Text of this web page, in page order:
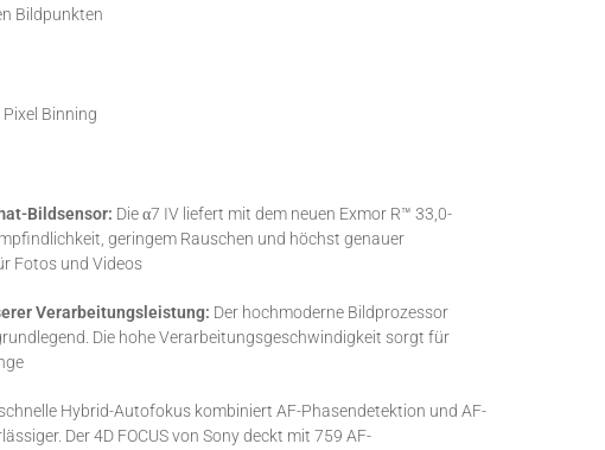
Bildpunkten
Binning
Bildsensor: Die α7 IV liefert mit dem neuen Exmor R™ 33,0-
geringem Rauschen und höchst genauer
Fotos und Videos
Verarbeitungsleistung: Der hochmoderne Bildprozessor
Die hohe Verarbeitungsgeschwindigkeit sorgt für
Hybrid-Autofokus kombiniert AF-Phasendetektion und AF-
Der 4D FOCUS von Sony deckt mit 759 AF-